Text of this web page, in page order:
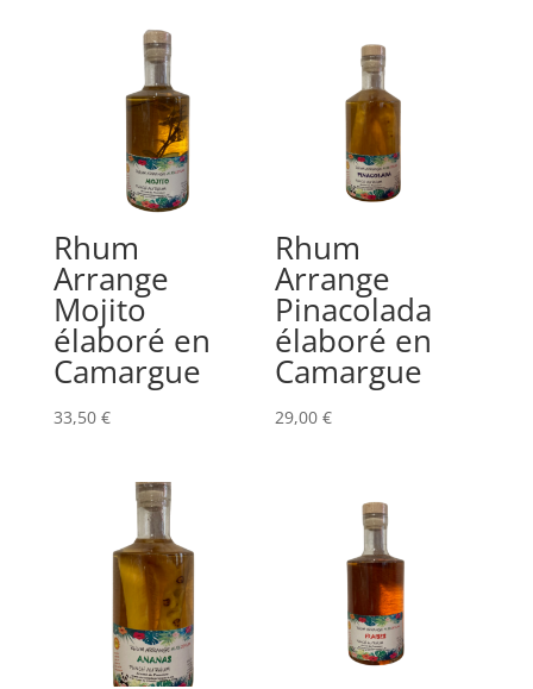
Rhum
Arrange
Mojito
élaboré en
Camargue
33,50 €
Rhum
Arrange
Pinacolada
élaboré en
Camargue
29,00€